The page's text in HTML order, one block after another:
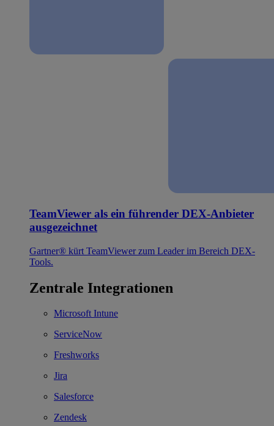
TeamViewer als ein führender DEX-Anbieter
ausgezeichnet
Gartner® kürt TeamViewer zum Leader im Bereich DEX-
Tools.
Zentrale Integrationen
Microsoft Intune
ServiceNow
Freshworks
Jira
Salesforce
Zendesk